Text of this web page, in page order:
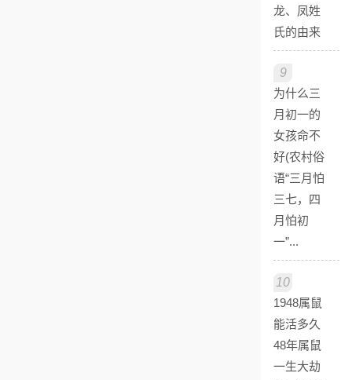
龙、凤姓
氏的由来
9
为什么三
月初一的
女孩命不
好(农村俗
语“三月怕
三七，四
月怕初
一”...
10
1948属鼠
能活多久
48年属鼠
一生大劫